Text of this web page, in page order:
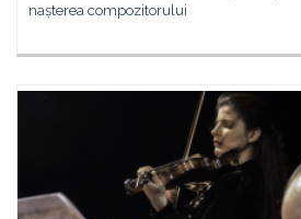
nașterea compozitorului